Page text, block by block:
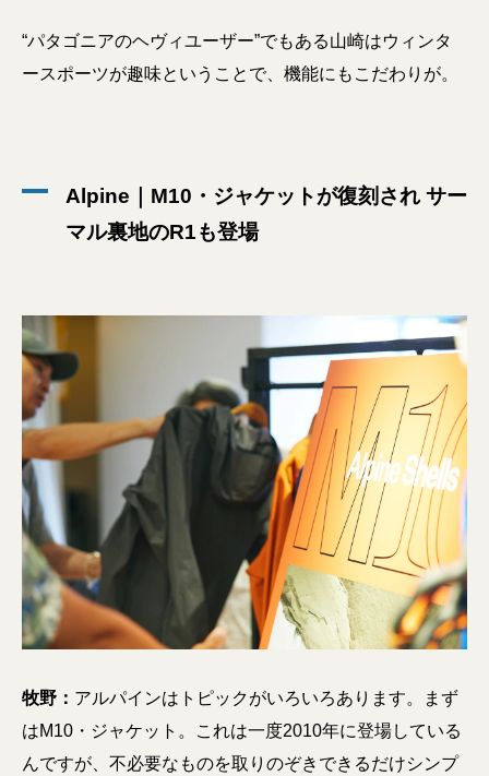
“パタゴニアのヘヴィユーザー”でもある山崎はウィンタ
ースポーツが趣味ということで、機能にもこだわりが。
Alpine｜M10・ジャケットが復刻され サー
マル裏地のR1も登場
牧野： アルパインはトピックがいろいろあります。まず
はM10・ジャケット。これは一度2010年に登場している
んですが、不必要なものを取りのぞきできるだけシンプ